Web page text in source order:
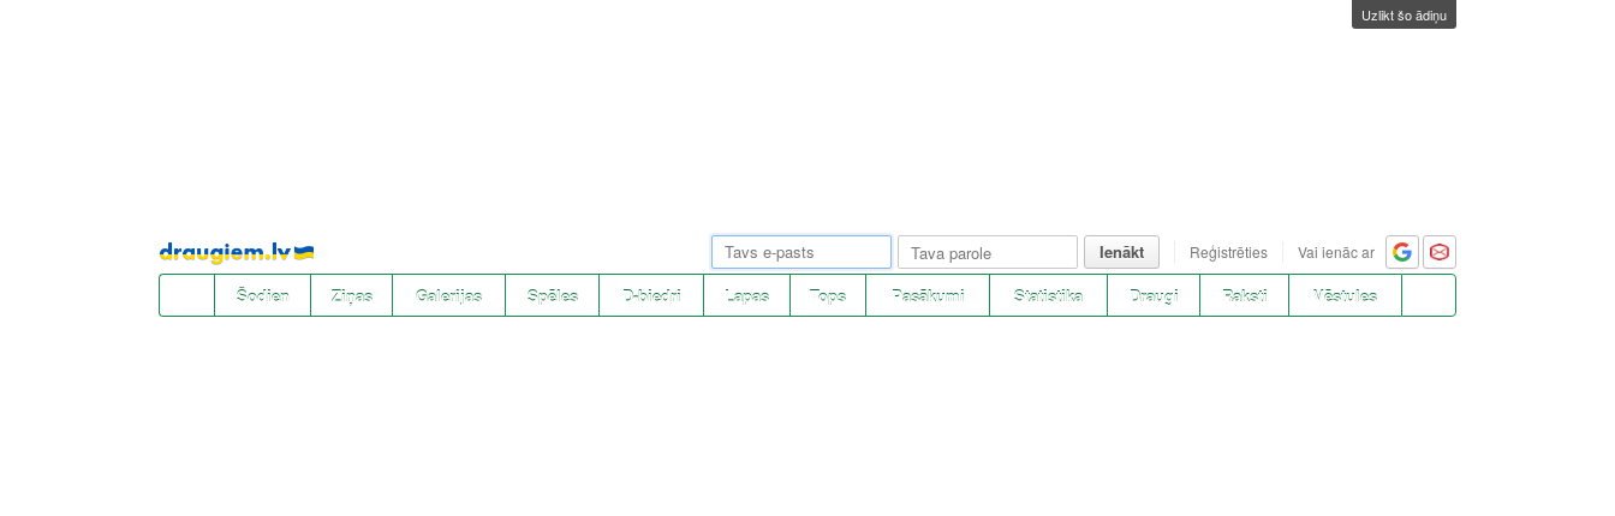
Uzlikt šo ādiņu
Pāriet
uz
saturu
Ienākt Reģistrēties Vai ienāc ar
Šodien Ziņas Galerijas Spēles D-biedri Lapas Tops Pasākumi Statistika Draugi Raksti Vēstules